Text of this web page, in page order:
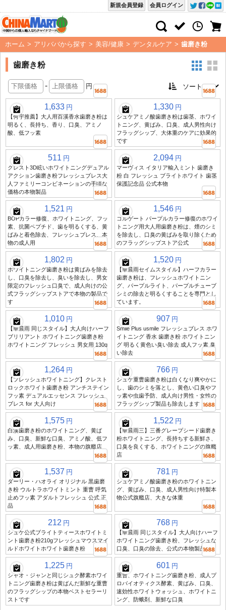
会員ログイン
新規会員登録
ホーム > アリババから探す > 美容/健康 > デンタルケア > 歯磨き粉
歯磨き粉
- 円
1,633 円
【何宇推薦】大人用百溪香水歯磨き粉は
明るく、長持ち、香り、口臭、アミノ
酸、低フッ素
1,330 円
シュケアミノ酸歯磨き粉は歯茎、ホワイ
トニング、黄ばみ、口臭、成人男性向け
フラッグシップ、大体重のケアに効果的
です
511 円
クレスト3D眩いホワイトニングデュアル
アクション歯磨き粉フレッシュブレス大
人ファミリーコンビネーションの手頃な
価格の本物製品
2,094 円
マーヴィス イタリア輸入ミント 歯磨き
粉 白 フレッシュ ブライトホワイト 歯茎
保護記念品 公式本物
1,521 円
BOPカラー修復、ホワイトニング、フッ
素、抗菌ペプチド、歯を明るくする、黄
ばみと着色除去、フレッシュブレス、本
物の成人用
1,546 円
コルゲート パープルカラー修復のホワイ
トニング用大人用歯磨き粉は、煙のシミ
を除去し、口臭の黄ばみを取り除くため
のフラッグシップストア公式
1,802 円
ホワイトニング歯磨き粉は黄ばみを除去
し、口臭を除去し、臭いを除去し、男女
限定のフレッシュ口臭で、成人向けの公
式フラッグシップストアで本物の製品で
す
1,520 円
【華晨雨セイムスタイル】ハーフカラー
歯磨き粉は、フレッシュホワイトニン
グ、パープルライト、パープルチューブ
シミの除去と明るくすることを専門とし
ています。
1,010 円
【華晨雨 同じスタイル】大人向けハーフ
ブリリアント ホワイトニング歯磨き粉
ホワイトニング フレッシュ 男女用 130g
907 円
Smile Plus usmile フレッシュブレス ホワ
イトニング 香水 歯磨き粉 ホワイトニン
グ 明るく黄色い臭い除去 成人フッ素 臭
い除去
1,264 円
【フレッシュホワイトニング】クレスト
ロックホワイト歯磨き粉 アンチステイン
フッ素 デュアルエッセンス フレッシュ
ブレス for 大人向け
766 円
シュケ重曹歯磨き粉は白くなり爽やかに
し、歯のシミを落とし、黄色い口臭やフ
ッ素や虫歯予防、成人向け男性・女性の
フラッグシップ製品も除去します
1,575 円
白溪歯磨き粉のホワイトニング、黄ば
み、口臭、新鮮な口臭、アミノ酸、低フ
ッ素、成人用歯磨き粉、本物の旗艦店
1,522 円
【華晨雨三】三番グレープシード歯磨き
粉ホワイトニング、長持ちする新鮮さ、
口臭を良くする、ホワイトニングの旗艦
店
1,537 円
ダーリー・ハオライ オリジナル 黒歯磨
き粉 ウルトラホワイトミント 重曹 呼気
止めフッ素 アダルトフレッシュ 公式 正
品
781 円
シュケアミノ酸歯磨き粉のホワイトニン
グ、黄ばみ、口臭、成人男性向け特製本
物公式旗艦店、大きな体重
212 円
シュケ公式ブライトティースホワイトミ
ント歯磨き粉210gフレッシュマウスマイ
ルドホワイトホワイト歯磨き粉
768 円
【華晨雨 同じスタイル】大人向けハーフ
ホワイトニング歯磨き粉、フレッシュな
口臭、口臭の除去、公式の本物製品
1,225 円
シャオ・ジャンと同じシュク酵素ホワイ
トニング歯磨き粉は黄ばんだ新鮮な重曹
のフラッグシップの本物ベストセラーリ
ストです
601 円
重曹、ホワイトニング歯磨き粉、成人プ
ロバイオティクス酵素、黄ばみ、口臭、
速効性ホワイトウォッシュ、ホワイトニ
ング、防蛾剤、新鮮な口臭